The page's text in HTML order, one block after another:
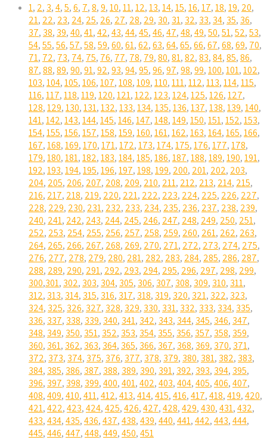
1, 2, 3,4,5,6, 7,8,9,10,11,12,13,14,15,16,17,18,19, 20,
21, 22, 23, 24, 25, 26, 27, 28, 29, 30, 31, 32, 33, 34, 35, 36,
37, 38, 39,40,41,42,43,44,45,46,47,48,49,50,51,52,53,
54,55,56,57,58,59,60,61,62,63,64,65,66,67,68,69, 70,
71, 72, 73, 74, 75, 76, 77, 78, 79,80,81,82,83,84,85,86,
87,88,89,90,91,92,93,94,95,96,97,98,99,100,101,102,
103,104,105,106,107,108,109,110,111,112,113,114,115,
116,117,118,119,120,121,122,123,124,125,126,127,
128,129,130,131,132,133,134,135,136,137,138,139,140,
141,142,143,144,145,146,147,148,149,150,151,152,153,
154,155,156,157,158,159,160,161,162,163,164,165,166,
167,168,169,170,171,172,173,174,175,176,177,178,
179,180,181,182,183,184,185,186,187,188,189,190,191,
192,193,194,195,196,197,198,199, 200, 201, 202, 203,
204, 205, 206, 207, 208, 209, 210, 211, 212, 213, 214, 215,
216, 217, 218, 219, 220, 221, 222, 223, 224, 225, 226, 227,
228, 229, 230, 231, 232, 233, 234, 235, 236, 237, 238, 239,
240, 241, 242, 243, 244, 245, 246, 247, 248, 249, 250, 251,
252, 253, 254, 255, 256, 257, 258, 259, 260, 261, 262, 263,
264, 265, 266, 267, 268, 269, 270, 271, 272, 273, 274, 275,
276, 277, 278, 279, 280, 281, 282, 283, 284, 285, 286, 287,
288, 289, 290, 291, 292, 293, 294, 295, 296, 297, 298, 299,
300,301, 302, 303, 304, 305, 306, 307, 308, 309, 310, 311,
312, 313, 314, 315, 316, 317, 318, 319, 320, 321, 322, 323,
324, 325, 326, 327, 328, 329, 330, 331, 332, 333, 334, 335,
336, 337, 338, 339, 340, 341, 342, 343, 344, 345, 346, 347,
348, 349, 350, 351, 352, 353, 354, 355, 356, 357, 358, 359,
360, 361, 362, 363, 364, 365, 366, 367, 368, 369, 370, 371,
372, 373, 374, 375, 376, 377, 378, 379, 380, 381, 382, 383,
384, 385, 386, 387, 388, 389, 390, 391, 392, 393, 394, 395,
396, 397, 398, 399,400,401,402,403,404,405,406,407,
408,409,410,411,412,413,414,415,416,417,418,419,420,
421,422,423,424,425,426,427,428,429,430,431,432,
433,434,435,436,437,438,439,440,441,442,443,444,
445,446,447,448,449,450,451